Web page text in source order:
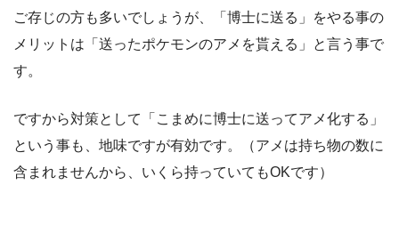
ご存じの方も多いでしょうが、「博士に送る」をやる事の
メリットは「送ったポケモンのアメを貰える」と言う事で
す。
ですから対策として「こまめに博士に送ってアメ化する」
という事も、地味ですが有効です。（アメは持ち物の数に
含まれませんから、いくら持っていてもOKです）